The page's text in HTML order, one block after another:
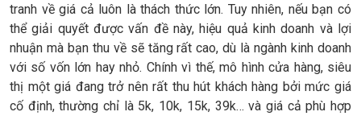
tranh về giá cả luôn là thách thức lớn. Tuy nhiên, nếu bạn có
thể giải quyết được vấn đề này, hiệu quả kinh doanh và lợi
nhuận mà bạn thu về sẽ tăng rất cao, dù là ngành kinh doanh
với số vốn lớn hay nhỏ. Chính vì thế, mô hình cửa hàng, siêu
thị một giá đang trở nên rất thu hút khách hàng bởi mức giá
cố định, thường chỉ là 5k, 10k, 15k, 39k… và giá cả phù hợp